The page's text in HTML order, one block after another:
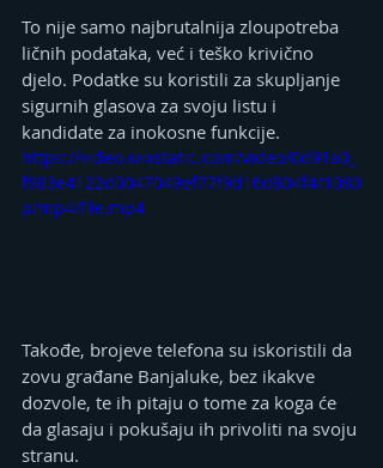
To nije samo najbrutalnija zloupotreba
ličnih podataka, već i teško krivično
djelo. Podatke su koristili za skupljanje
sigurnih glasova za svoju listu i
kandidate za inokosne funkcije.
https://video.wixstatic.com/video/0d91a0_
f983e4122d0047049ef77f9d16d804f4/1080
p/mp4/file.mp4
Takođe, brojeve telefona su iskoristili da
zovu građane Banjaluke, bez ikakve
dozvole, te ih pitaju o tome za koga će
da glasaju i pokušaju ih privoliti na svoju
stranu.